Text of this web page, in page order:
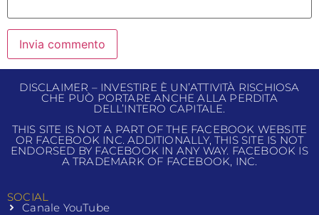
DISCLAIMER – INVESTIRE È UN’ATTIVITÀ RISCHIOSA
CHE PUÒ PORTARE ANCHE ALLA PERDITA
DELL’INTERO CAPITALE.
THIS SITE IS NOT A PART OF THE FACEBOOK WEBSITE
OR FACEBOOK INC. ADDITIONALLY, THIS SITE IS NOT
ENDORSED BY FACEBOOK IN ANY WAY. FACEBOOK IS
A TRADEMARK OF FACEBOOK, INC.
SOCIAL
Canale YouTube